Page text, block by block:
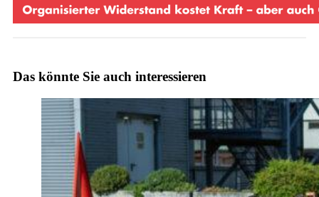
Das könnte Sie auch interessieren